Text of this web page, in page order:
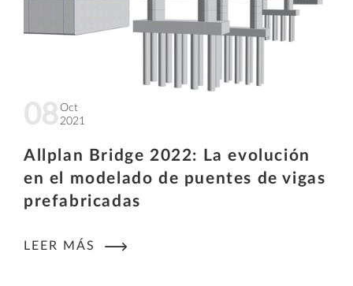
08 Oct
2021
Allplan Bridge 2022: La evolución
en el modelado de puentes de vigas
prefabricadas
LEER MÁS